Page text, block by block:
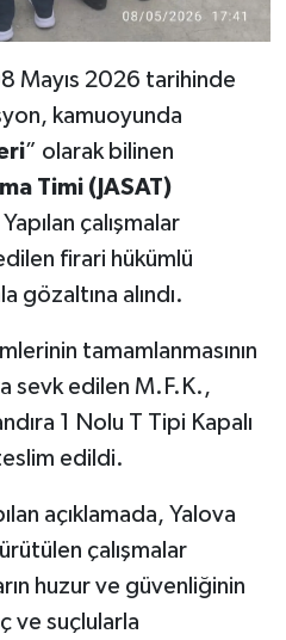
Mayıs 2026 tarihinde
kamuoyunda
” olarak bilinen
Timi (JASAT)
çalışmalar
firari hükümlü
gözaltına alındı.
tamamlanmasının
sevk edilen M.F.K.,
1 Nolu T Tipi Kapalı
edildi.
açıklamada, Yalova
çalışmalar
huzur ve güvenliğinin
ve suçlularla